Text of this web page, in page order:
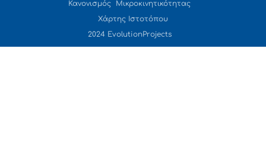
Κανονισμός Μικροκινητικότητας
Χάρτης Ιστοτόπου
2024 EvolutionProjects